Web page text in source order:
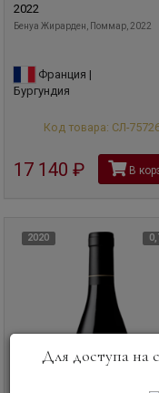
2022
Бенуа Жирарден, Поммар, 2022
Франция |
Бургундия
Код товара: СЛ-
17 140 рубВ
2020
Для доступа на